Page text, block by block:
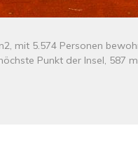
mit 5.574 Personen
Punkt der Insel, 587